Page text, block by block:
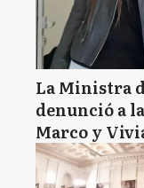
La Ministra
denunció a
Marco y